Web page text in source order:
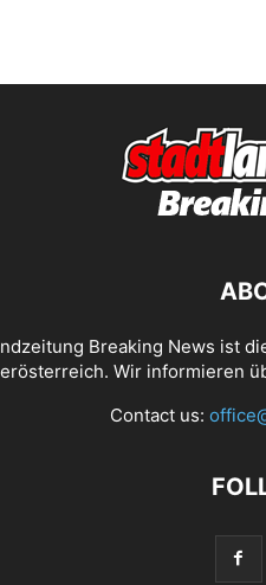
Breaking News ist
Wir informieren
Contact us: